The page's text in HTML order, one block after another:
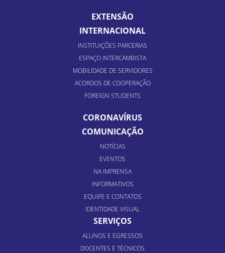
EXTENSÃO
INTERNACIONAL
INSTITUIÇÕES PARCERIAS
ESPAÇO INTERCAMBISTA
MOBILIDADE DE SERVIDORES
ACORDOS DE COOPERAÇÃO
FOREIGN STUDENTS
CORONAVÍRUS
COMUNICAÇÃO
NOTÍCIAS
EVENTOS
NA IMPRENSA
INFORMATIVOS
EQUIPE E CONTATOS
IDENTIDADE VISUAL
SERVIÇOS
ALUNOS E EGRESSOS
DOCENTES E TÉCNICOS